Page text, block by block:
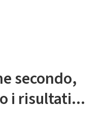
secondo,
i risultati...